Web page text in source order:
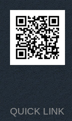
QUICK LINK